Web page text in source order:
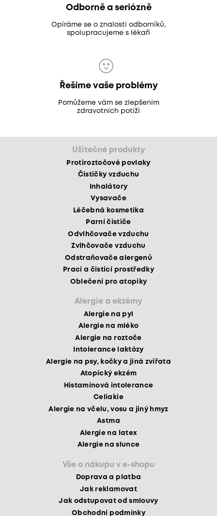
Odborně a seriózně
Opíráme se o znalosti odborníků,
spolupracujeme s lékaři
Řešíme vaše problémy
Pomůžeme vám se zlepšením
zdravotních potíží
Užitečné produkty
Protiroztočové povlaky
Čističky vzduchu
Inhalátory
Vysavače
Léčebná kosmetika
Parní čističe
Odvlhčovače vzduchu
Zvlhčovače vzduchu
Odstraňovače alergenů
Prací a čisticí prostředky
Oblečení pro atopiky
Alergie a ekzémy
Alergie na pyl
Alergie na mléko
Alergie na roztoče
Intolerance laktózy
Alergie na psy, kočky a jiná zvířata
Atopický ekzém
Histaminová intolerance
Celiakie
Alergie na včelu, vosu a jiný hmyz
Astma
Alergie na latex
Alergie na slunce
Vše o nákupu v e-shopu
Doprava a platba
Jak reklamovat
Jak odstupovat od smlouvy
Obchodní podmínky